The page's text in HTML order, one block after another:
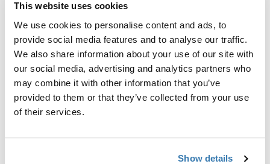
This website uses cookies
We use cookies to personalise content and ads, to
provide social media features and to analyse our traffic.
We also share information about your use of our site with
our social media, advertising and analytics partners who
may combine it with other information that you’ve
provided to them or that they’ve collected from your use
of their services.
Show details
Anmeldelser
Oplysninger om fremstilling
Registreret varemærke: Thule Sweden AB
Producentens navn: Thule Sverige
Producentens adresse: Borggatan 5, 335 73 Hillerstorp,
E-mail: support@thule.com